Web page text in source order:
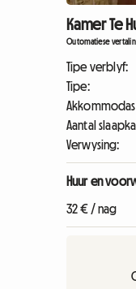
Kamer Te
Outomatiese
Tipe verblyf:
Tipe:
Aantal
Verwysing:
Huur en
32 € / nag